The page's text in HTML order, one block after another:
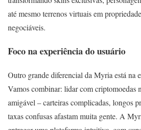
até mesmo terrenos virtuais em
negociáveis.
Foco na experiência do usuário
Outro grande diferencial da Myria está na
Vamos combinar: lidar com criptomoedas
amigável – carteiras complicadas, longos
taxas confusas afastam muita gente. A